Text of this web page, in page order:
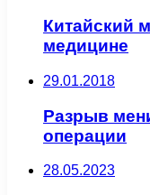
Китайский
медицине
29.01.2018
Разрыв
операции
28.05.2023